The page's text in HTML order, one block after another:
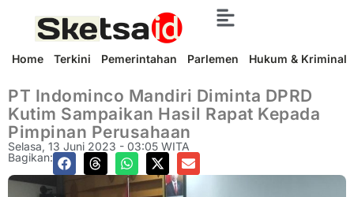
Home Terkini Pemerintahan Parlemen Hukum & Kriminal
PT Indominco Mandiri Diminta DPRD
Kutim Sampaikan Hasil Rapat Kepada
Pimpinan Perusahaan
Selasa, 13 Juni 2023 - 03:05 WITA
Bagikan: